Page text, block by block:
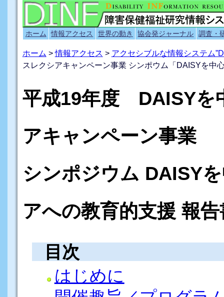
ホーム 情報アクセス 世界の動き 協会発ジャーナル 調査・
ホーム >情報アクセス > アクセシブルな情報システム
スレクシアキャンペーン事業 シンポウム「DAISYを中
平成19年度 DAISYを
アキャンペーン事業
シンポジウム DAISY
アへの教育的支援 報告
目次
はじめに